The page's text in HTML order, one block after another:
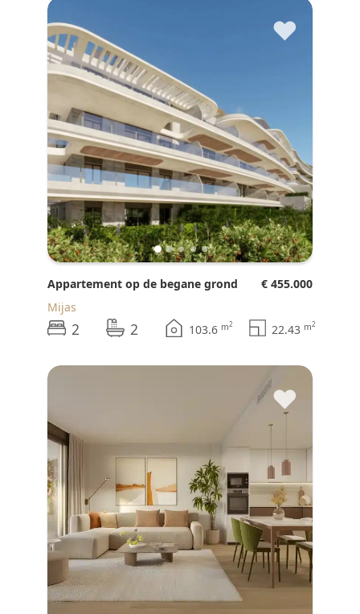
♥
Appartement op de begane grond
€ 455.000
Mijas
2 2 103.6 m2 22.43 m2
♥